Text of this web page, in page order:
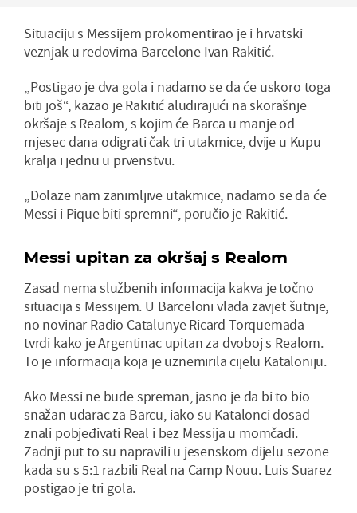
Situaciju s Messijem prokomentirao je i hrvatski
veznjak u redovima Barcelone Ivan Rakitić.
„Postigao je dva gola i nadamo se da će uskoro toga
biti još“, kazao je Rakitić aludirajući na skorašnje
okršaje s Realom, s kojim će Barca u manje od
mjesec dana odigrati čak tri utakmice, dvije u Kupu
kralja i jednu u prvenstvu.
„Dolaze nam zanimljive utakmice, nadamo se da će
Messi i Pique biti spremni“, poručio je Rakitić.
Messi upitan za okršaj s Realom
Zasad nema službenih informacija kakva je točno
situacija s Messijem. U Barceloni vlada zavjet šutnje,
no novinar Radio Catalunye Ricard Torquemada
tvrdi kako je Argentinac upitan za dvoboj s Realom.
To je informacija koja je uznemirila cijelu Kataloniju.
Ako Messi ne bude spreman, jasno je da bi to bio
snažan udarac za Barcu, iako su Katalonci dosad
znali pobjeđivati Real i bez Messija u momčadi.
Zadnji put to su napravili u jesenskom dijelu sezone
kada su s 5:1 razbili Real na Camp Nouu. Luis Suarez
postigao je tri gola.